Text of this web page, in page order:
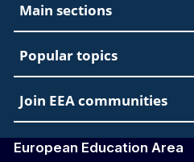
Main sections
Popular topics
Join EEA communities
European Education Area